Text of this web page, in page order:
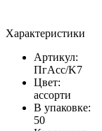
Характеристики
Артикул:
ПгАсс/K7
Цвет:
ассорти
В упаковке:
50